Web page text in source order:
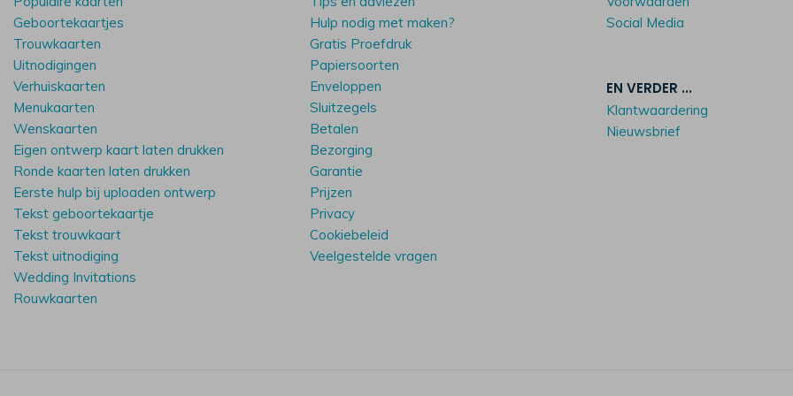
Geboortekaartjes
Trouwkaarten
Uitnodigingen
Verhuiskaarten
Menukaarten
Wenskaarten
Eigen ontwerp kaart laten drukken
Ronde kaarten laten drukken
Eerste hulp bij uploaden ontwerp
Tekst geboortekaartje
Tekst trouwkaart
Tekst uitnodiging
Wedding Invitations
Rouwkaarten
Hulp nodig met maken?
Gratis Proefdruk
Papiersoorten
Enveloppen
Sluitzegels
Betalen
Bezorging
Garantie
Prijzen
Privacy
Cookiebeleid
Veelgestelde vragen
Social Media
EN VERDER ...
Klantwaardering
Nieuwsbrief